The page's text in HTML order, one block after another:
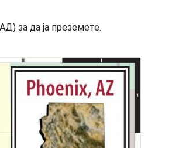
за да ја преземете.